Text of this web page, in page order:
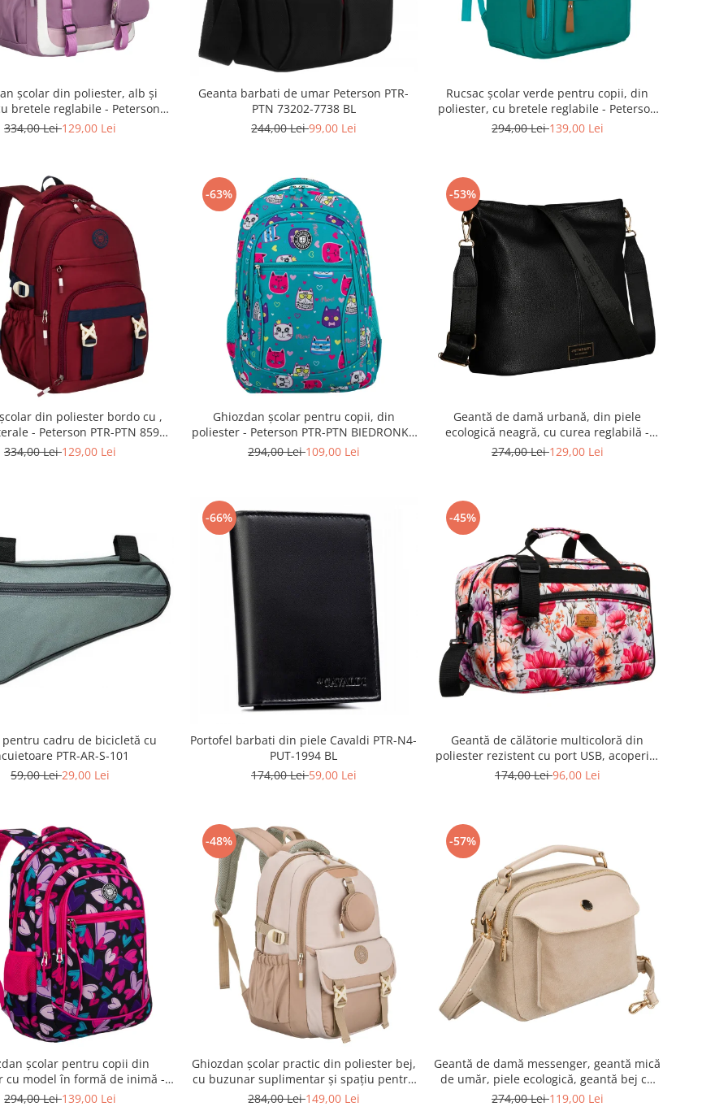
școlar din poliester, alb și
bretele reglabile - Peterson
PTN 8603-1303 PURPLE
334,00 Lei129,00 Lei
Geanta barbati de umar Peterson PTR-
PTN 73202-7738 BL
244,00 Lei99,00 Lei
Rucsac școlar verde pentru copii, din
poliester, cu bretele reglabile - Peterson
PTR-PTN BHX-01-9259 Gree
294,00 Lei139,00 Lei
din poliester bordo cu ,
- Peterson PTR-PTN 8594-
1402 BORDO
334,00 Lei129,00 Lei
-63%
Ghiozdan școlar pentru copii, din
poliester - Peterson PTR-PTN BIEDRONKA
G28
294,00 Lei109,00 Lei
-53%
Geantă de damă urbană, din piele
ecologică neagră, cu curea reglabilă -
Peterson PTR-PTN JK6-06-6642
274,00 Lei129,00 Lei
pentru cadru de bicicletă cu
PTR-AR-S-101
59,00 Lei29,00 Lei
-66%
Portofel barbati din piele Cavaldi PTR-N4-
PUT-1994 BL
174,00 Lei59,00 Lei
-45%
Geantă de călătorie multicoloră din
poliester rezistent cu port USB, acoperită
cu un model vegetal - Rovicky PTR-R-
174,00 Lei96,00 Lei
școlar pentru copii din
cu model în formă de inimă -
PTR-PTN BIEDRONKA G54
294,00 Lei139,00 Lei
-48%
Ghiozdan școlar practic din poliester bej,
cu buzunar suplimentar și spațiu pentru
o sticlă de apă - Peterson PTR-PTN 8610-
284,00 Lei149,00 Lei
-57%
Geantă de damă messenger, geantă mică
de umăr, piele ecologică, geantă bej cu
fermoar la modă - Peterson PTR-PTN
274,00 Lei119,00 Lei